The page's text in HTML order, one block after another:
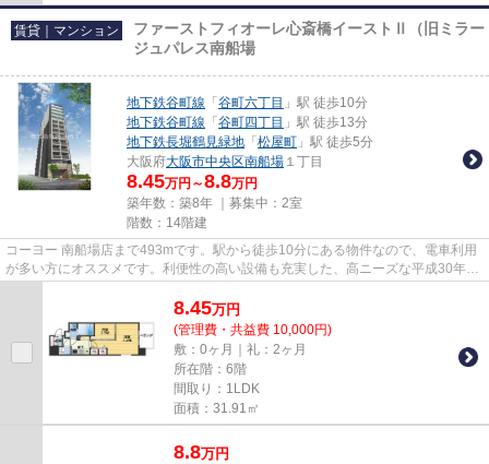
賃貸｜マンション
ファーストフィオーレ心斎橋イーストⅡ（旧ミラー
ジュパレス南船場
地下鉄谷町線 「 谷町六丁目 」駅 徒歩10分
地下鉄谷町線 「 谷町四丁目 」駅 徒歩13分
地下鉄長堀鶴見緑地 「 松屋町 」駅 徒歩5分
大阪府大阪市中央区南船場 １丁目
8.45万円～8.8万円
築年数：築8年 ｜募集中： 2室
階数：14階建
コーヨー 南船場店まで493mです。駅から徒歩10分にある物件なので、電車利用
が多い方にオススメです。利便性の高い設備も充実した、高ニーズな平成30年築
8.45万円
(管理費・共益費 10,000円)
敷：0ヶ月｜礼：2ヶ月
所在階：6階
間取り：1LDK
面積：31.91㎡
8.8万円